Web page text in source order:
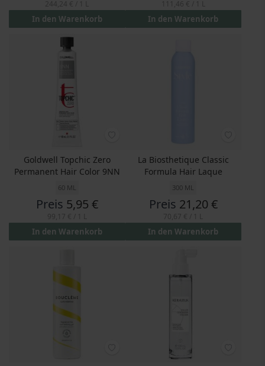
In den Warenkorb In den Warenkorb
Goldwell Topchic Zero
Permanent Hair Color 9NN
60 ML
Preis 5,95 €
In den Warenkorb
La Biosthetique Classic
Formula Hair Laque
300 ML
Preis 21,20 €
In den Warenkorb